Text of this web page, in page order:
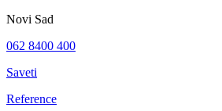
Novi Sad
062 8400 400
Saveti
Reference